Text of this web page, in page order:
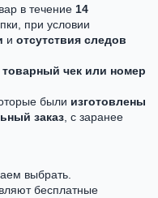
в течение 14
при условии
и отсутствия следов
товарный чек или номер
были изготовлены
заказ, с заранее
выбрать.
бесплатные